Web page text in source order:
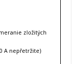
zložitých
A nepřetržite)